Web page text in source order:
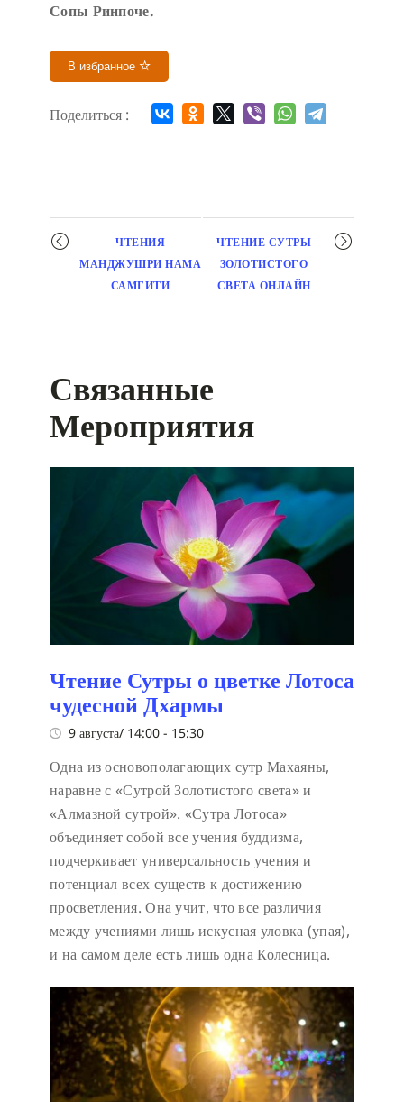
Сопы Ринпоче.
В избранное
Поделиться :
Мероприятие
навигация
ЧТЕНИЯ
МАНДЖУШРИ НАМА
САМГИТИ
ЧТЕНИЕ СУТРЫ
ЗОЛОТИСТОГО
СВЕТА ОНЛАЙН
Связанные
Мероприятия
Чтение Сутры о цветке Лотоса
чудесной Дхармы
9 августа/ 14:00 - 15:30
Одна из основополагающих сутр Махаяны,
наравне с «Сутрой Золотистого света» и
«Алмазной сутрой». «Сутра Лотоса»
объединяет собой все учения буддизма,
подчеркивает универсальность учения и
потенциал всех существ к достижению
просветления. Она учит, что все различия
между учениями лишь искусная уловка (упая),
и на самом деле есть лишь одна Колесница.